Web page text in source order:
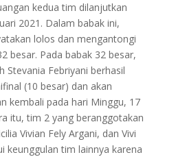
kedua tim dilanjutkan
2021. Dalam babak ini,
lolos dan mengantongi
besar. Pada babak 32 besar,
Stevania Febriyani berhasil
(10 besar) dan akan
kembali pada hari Minggu, 17
itu, tim 2 yang beranggotakan
Vivian Fely Argani, dan Vivi
keunggulan tim lainnya karena